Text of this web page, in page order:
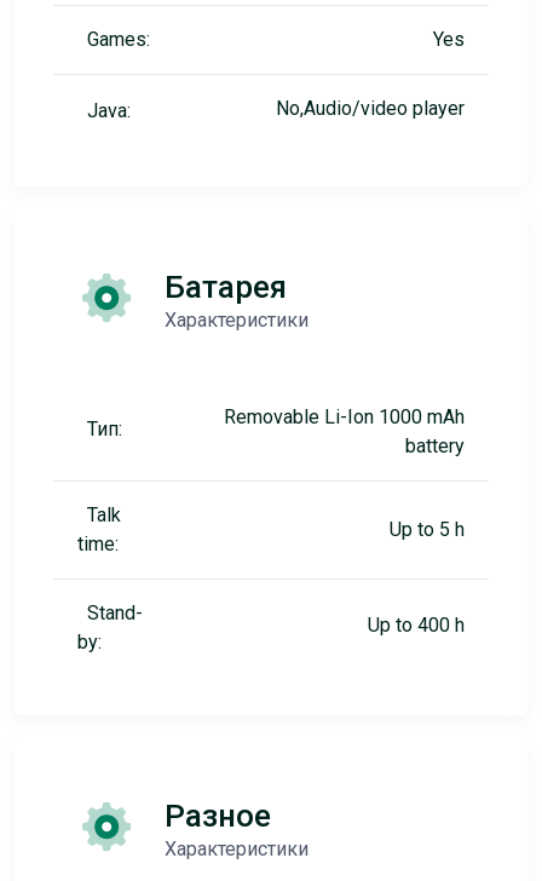
Games: Yes
Java: No,Audio/video player
Батарея
Характеристики
Тип:
Removable Li-Ion 1000 mAh
battery
Talk
time:
Up to 5 h
Stand-
by:
Up to 400 h
Разное
Характеристики